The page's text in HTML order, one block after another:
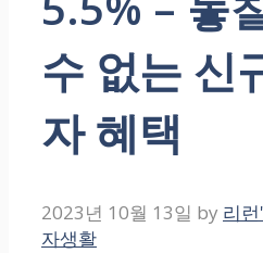
수 없는 신
자 혜택
2023년 10월 13일 by 리
자생활